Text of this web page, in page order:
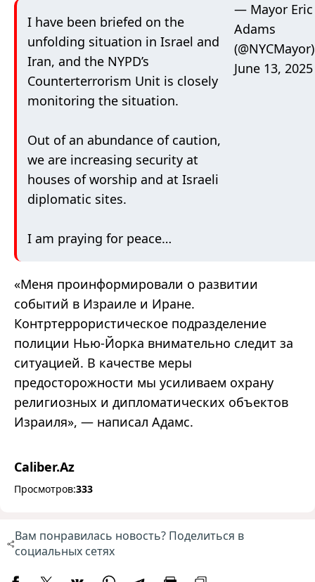
I have been briefed on the
unfolding situation in Israel and
Iran, and the NYPD’s
Counterterrorism Unit is closely
monitoring the situation.
Out of an abundance of caution,
we are increasing security at
houses of worship and at Israeli
diplomatic sites.
I am praying for peace…
— Mayor Eric
Adams
(@NYCMayor)
June 13, 2025
«Меня проинформировали о развитии
событий в Израиле и Иране.
Контртеррористическое подразделение
полиции Нью-Йорка внимательно следит за
ситуацией. В качестве меры
предосторожности мы усиливаем охрану
религиозных и дипломатических объектов
Израиля», — написал Адамс.
Caliber.Az
Просмотров:333
Вам понравилась новость? Поделиться в
социальных сетях